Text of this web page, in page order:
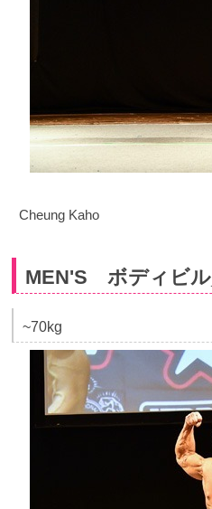
Cheung Kaho
MEN'S ボディビル
~70kg